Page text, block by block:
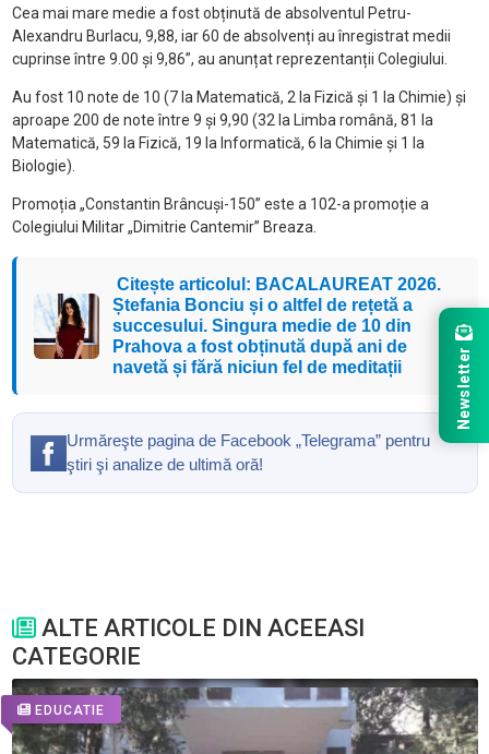
Cea mai mare medie a fost obținută de absolventul Petru-
Alexandru Burlacu, 9,88, iar 60 de absolvenți au înregistrat medii
cuprinse între 9.00 și 9,86”, au anunțat reprezentanții Colegiului.
Au fost 10 note de 10 (7 la Matematică, 2 la Fizică și 1 la Chimie) și
aproape 200 de note între 9 și 9,90 (32 la Limba română, 81 la
Matematică, 59 la Fizică, 19 la Informatică, 6 la Chimie și 1 la
Biologie).
Promoția „Constantin Brâncuși-150” este a 102-a promoție a
Colegiului Militar „Dimitrie Cantemir” Breaza.
Citește articolul: BACALAUREAT 2026.
Ștefania Bonciu și o altfel de rețetă a
succesului. Singura medie de 10 din
Prahova a fost obținută după ani de
navetă și fără niciun fel de meditații
Urmăreşte pagina de Facebook „Telegrama” pentru
ştiri şi analize de ultimă oră!
ALTE ARTICOLE DIN ACEEASI
CATEGORIE
EDUCATIE
Newsletter